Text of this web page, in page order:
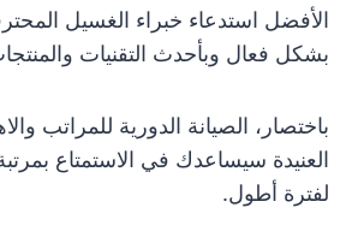
الأفضل استدعاء خبراء الغسيل
بشكل فعال وبأحدث التقنيات
باختصار، الصيانة الدورية للمراتب
العنيدة سيساعدك في الاستمتاع
لفترة أطول.